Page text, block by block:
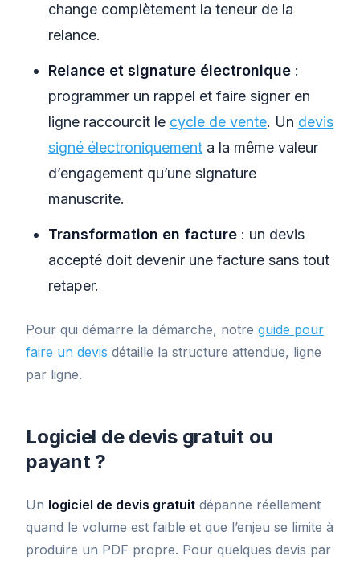
change complètement la teneur de la
relance.
Relance et signature électronique :
programmer un rappel et faire signer en
ligne raccourcit le cycle de vente. Un devis
signé électroniquement a la même valeur
d’engagement qu’une signature
manuscrite.
Transformation en facture : un devis
accepté doit devenir une facture sans tout
retaper.
Pour qui démarre la démarche, notre guide pour
faire un devis détaille la structure attendue, ligne
par ligne.
Logiciel de devis gratuit ou
payant ?
Un logiciel de devis gratuit dépanne réellement
quand le volume est faible et que l’enjeu se limite à
produire un PDF propre. Pour quelques devis par